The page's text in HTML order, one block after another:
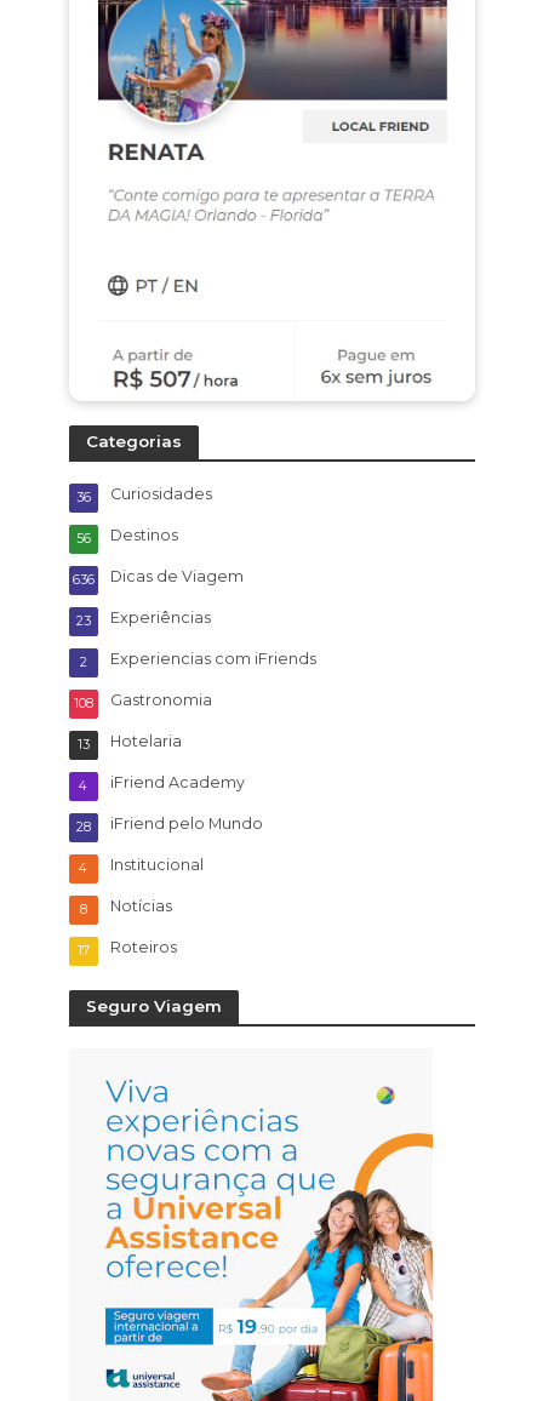
Categorias
Curiosidades
36
Destinos
56
Dicas de Viagem
636
Experiências
23
Experiencias com iFriends
2
Gastronomia
108
Hotelaria
13
iFriend Academy
4
iFriend pelo Mundo
28
Institucional
4
Notícias
8
Roteiros
17
Seguro Viagem